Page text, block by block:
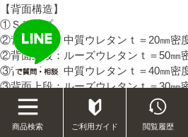
【背面構造】
①Ｓテープ
②背面下段：中質ウレタンｔ＝20㎜密
②背面上段：ルーズウレタンｔ＝50㎜
③背面下段：中質ウレタンｔ＝40㎜密
③背面上段：ルーズウレタンｔ＝30㎜
④樹脂綿ｔ＝13㎜
⑤トップ部分：硬質チップｔ＝20㎜
商品検索 ご利用ガイド 閲覧履歴